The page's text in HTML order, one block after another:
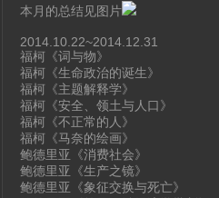
本月的总结见图片
2014.10.22~2014.12.31
福柯《词与物》
福柯《生命政治的诞生》
福柯《主题解释学》
福柯《安全、领土与人口》
福柯《不正常的人》
福柯《马奈的绘画》
鲍德里亚《消费社会》
鲍德里亚《生产之镜》
鲍德里亚《象征交换与死亡》